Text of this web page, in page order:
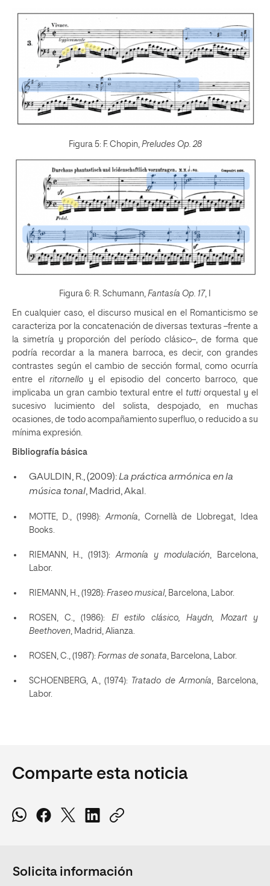
Figura 5: F. Chopin, Preludes Op. 28
Figura 6: R. Schumann, Fantasía Op. 17, I
En cualquier caso, el discurso musical en el Romanticismo se
caracteriza por la concatenación de diversas texturas –frente a
la simetría y proporción del período clásico–, de forma que
podría recordar a la manera barroca, es decir, con grandes
contrastes según el cambio de sección formal, como ocurría
entre elritornello y el episodio del concerto barroco, que
implicaba un gran cambio textural entre el tutti orquestal y el
sucesivo lucimiento del solista, despojado, en muchas
ocasiones, de todo acompañamiento superfluo, o reducido a su
mínima expresión.
Bibliografía básica
GAULDIN, R., (2009):La práctica armónica en la
música tonal, Madrid, Akal.
MOTTE, D., (1998):Armonía, Cornellà de Llobregat, Idea
Books.
RIEMANN, H., (1913):Armonía y modulación, Barcelona,
Labor.
RIEMANN, H., (1928): Fraseo musical, Barcelona, Labor.
ROSEN, C., (1986): El estilo clásico, Haydn, Mozart y
Beethoven, Madrid, Alianza.
ROSEN, C., (1987): Formas de sonata, Barcelona, Labor.
SCHOENBERG, A., (1974): Tratado de Armonía, Barcelona,
Labor.
Comparte esta noticia
Solicita información